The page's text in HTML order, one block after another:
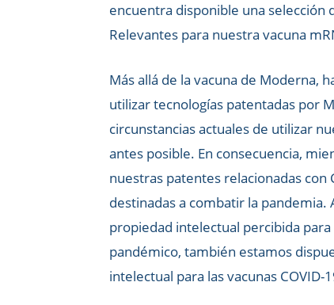
encuentra disponible una selección
Relevantes para nuestra vacuna
Más allá de la vacuna de Moderna,
utilizar tecnologías patentadas por
circunstancias actuales de utilizar
antes posible. En consecuencia,
nuestras patentes relacionadas con
destinadas a combatir la
propiedad intelectual percibida
pandémico, también estamos
intelectual para las vacunas